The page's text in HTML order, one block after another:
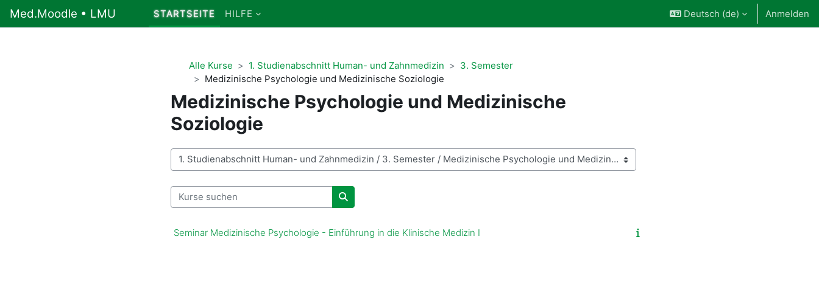
Med.Moodle • LMU STARTSEITE HILFE Deutsch ‎(de)‎ Anmelden
Alle Kurse 1. Studienabschnitt Human- und Zahnmedizin
3. Semester
Medizinische Psychologie und Medizinische Soziologie
Medizinische Psychologie und Medizinische
Soziologie
Kursbereiche
Kurse suchen
Kurse suchen
Seminar Medizinische Psychologie - Einführung in die Klinische Medizin I